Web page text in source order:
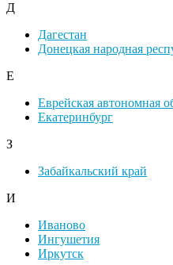
Д
Дагестан
Донецкая народная
Е
Еврейская автономная
Екатеринбург
З
Забайкальский край
И
Иваново
Ингушетия
Иркутск